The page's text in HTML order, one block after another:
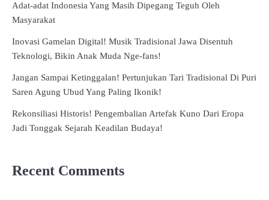
Adat-adat Indonesia Yang Masih Dipegang Teguh Oleh
Masyarakat
Inovasi Gamelan Digital! Musik Tradisional Jawa Disentuh
Teknologi, Bikin Anak Muda Nge-fans!
Jangan Sampai Ketinggalan! Pertunjukan Tari Tradisional Di Puri
Saren Agung Ubud Yang Paling Ikonik!
Rekonsiliasi Historis! Pengembalian Artefak Kuno Dari Eropa
Jadi Tonggak Sejarah Keadilan Budaya!
Recent Comments